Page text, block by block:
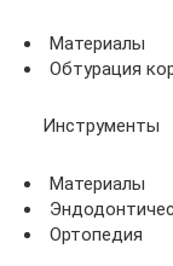
Материалы
Обтурация
Инструменты
Материалы
Ортопедия